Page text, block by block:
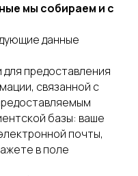
мы собираем и с
данные
предоставления
связанной с
базы: ваше
почты,
в поле